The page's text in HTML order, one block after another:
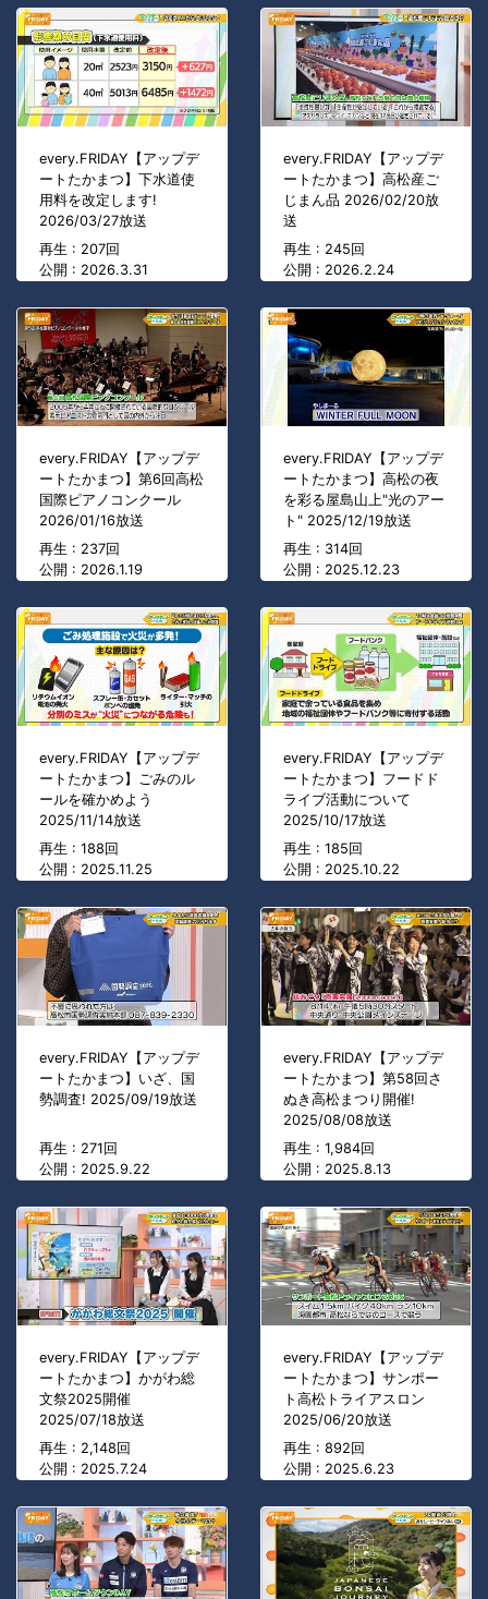
every.FRIDAY【アップデ
ートたかまつ】下水道使
用料を改定します!
2026/03/27放送
再生 : 207回
公開 : 2026.3.31
every.FRIDAY【アップデ
ートたかまつ】高松産ご
じまん品 2026/02/20放
送
再生 : 245回
公開 : 2026.2.24
every.FRIDAY【アップデ
ートたかまつ】第6回高松
国際ピアノコンクール
2026/01/16放送
再生 : 237回
公開 : 2026.1.19
every.FRIDAY【アップデ
ートたかまつ】高松の夜
を彩る屋島山上"光のアー
ト" 2025/12/19放送
再生 : 314回
公開 : 2025.12.23
every.FRIDAY【アップデ
ートたかまつ】ごみのル
ールを確かめよう
2025/11/14放送
再生 : 188回
公開 : 2025.11.25
every.FRIDAY【アップデ
ートたかまつ】フードド
ライブ活動について
2025/10/17放送
再生 : 185回
公開 : 2025.10.22
every.FRIDAY【アップデ
ートたかまつ】いざ、国
勢調査! 2025/09/19放送
再生 : 271回
公開 : 2025.9.22
every.FRIDAY【アップデ
ートたかまつ】第58回さ
ぬき高松まつり開催!
2025/08/08放送
再生 : 1,984回
公開 : 2025.8.13
every.FRIDAY【アップデ
ートたかまつ】かがわ総
文祭2025開催
2025/07/18放送
再生 : 2,148回
公開 : 2025.7.24
every.FRIDAY【アップデ
ートたかまつ】サンポー
ト高松トライアスロン
2025/06/20放送
再生 : 892回
公開 : 2025.6.23